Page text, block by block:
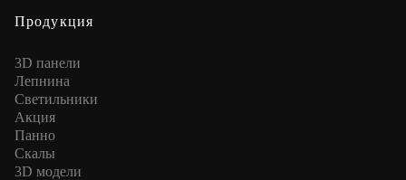
Продукция
3D панели
Лепнина
Cветильники
Акция
Панно
Скалы
3D модели